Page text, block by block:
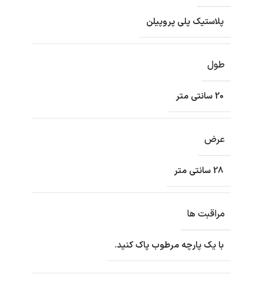
پلاستیک پلی پروپیلن
طول
20 سانتی متر
عرض
28 سانتی متر
مراقبت ها
با یک پارچه مرطوب پاک کنید.